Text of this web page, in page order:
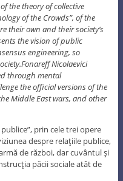
the theory of collective
of the Crowds”, of the
their own and their society’s
the vision of public
engineering, so
Nicolaevici
through mental
the official versions of the
Middle East wars, and other
prin cele trei opere
despre relaţiile publice,
de război, dar cuvântul şi
păcii sociale atât de